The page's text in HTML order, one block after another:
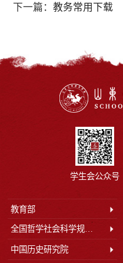
下一篇：教务常用下载
学生会公众号
教育部
全国哲学社会科学规划办公室
中国历史研究院